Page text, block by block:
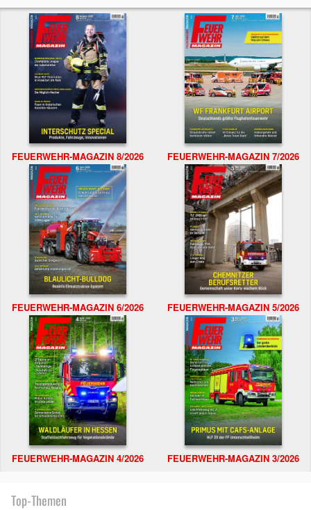
FEUERWEHR-MAGAZIN 8/2026 FEUERWEHR-MAGAZIN 7/2026
FEUERWEHR-MAGAZIN 6/2026 FEUERWEHR-MAGAZIN 5/2026
FEUERWEHR-MAGAZIN 4/2026 FEUERWEHR-MAGAZIN 3/2026
Top-Themen